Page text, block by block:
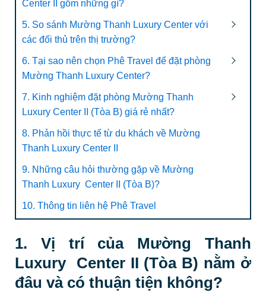
Center II gồm những gì?
5. So sánh Mường Thanh Luxury Center với
các đối thủ trên thị trường?
6. Tại sao nên chọn Phê Travel để đặt phòng
Mường Thanh Luxury Center?
7. Kinh nghiệm đặt phòng Mường Thanh
Luxury Center II (Tòa B) giá rẻ nhất?
8. Phản hồi thực tế từ du khách về Mường
Thanh Luxury Center II
9. Những câu hỏi thường gặp về Mường
Thanh Luxury Center II (Tòa B)?
10. Thông tin liên hệ Phê Travel
1. Vị trí của Mường Thanh
Luxury Center II (Tòa B) nằm ở
đâu và có thuận tiện không?